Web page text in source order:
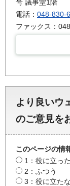
号 議事堂1階
電話： 048-830-
ファックス：
より良いウ
のご意見を
このページの情
1：役に立った
2：ふつう
3：役に立た